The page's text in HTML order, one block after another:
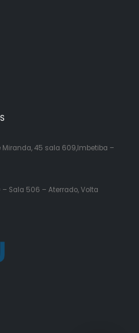
Miranda, 45 sala 609,Imbetiba –
– Sala 506 – Aterrado, Volta